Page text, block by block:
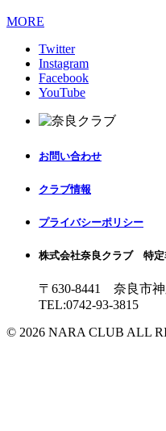
MORE
Twitter
Instagram
Facebook
YouTube
お問い合わせ
クラブ情報
プライバシーポリシー
株式会社奈良クラブ 特定
〒630-8441 奈良市
TEL:0742-93-3815
© 2026 NARA CLUB ALL